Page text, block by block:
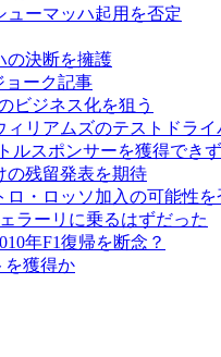
ューマッハ起用を否定
の決断を擁護
ョーク記事
ビジネス化を狙う
リアムズのテストドライ
ルスポンサーを獲得できず
の残留発表を期待
ロ・ロッソ加入の可能性
ラーリに乗るはずだった
年F1復帰を断念？
を獲得か